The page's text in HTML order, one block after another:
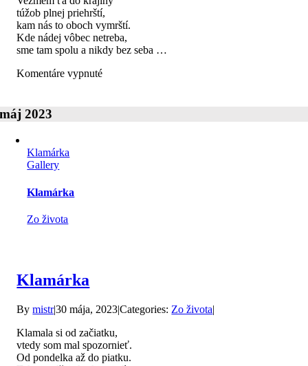
túžob plnej priehrští,
kam nás to oboch vymrští.
Kde nádej vôbec netreba,
sme tam spolu a nikdy bez seba …
Komentáre vypnuténa
máj 2023
Klamárka
Gallery
Klamárka
Zo života
Klamárka
Bymistr|30 mája, 2023|Categories: Zo života|
Klamala si od začiatku,
vtedy som mal spozornieť.
Od pondelka až do piatku.